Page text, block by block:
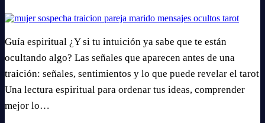
Guía espiritual ¿Y si tu intuición ya sabe que te están
ocultando algo? Las señales que aparecen antes de una
traición: señales, sentimientos y lo que puede revelar el tarot
Una lectura espiritual para ordenar tus ideas, comprender
mejor lo…